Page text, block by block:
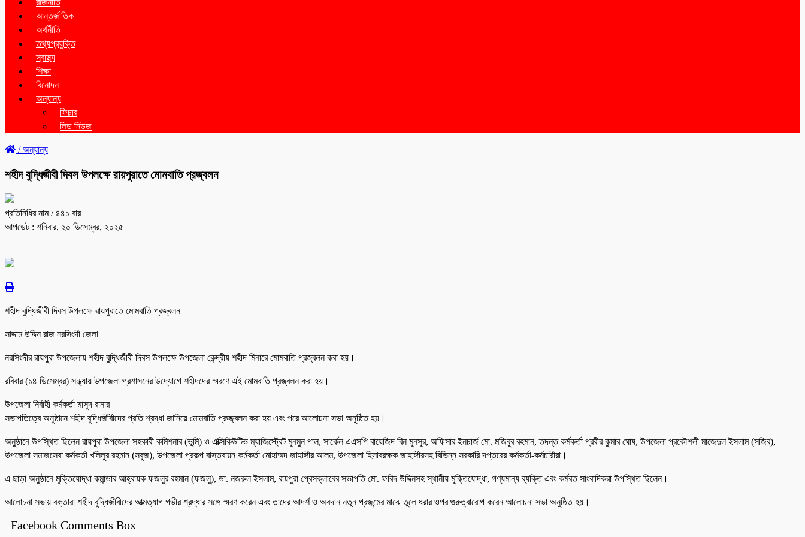
রাজনীতি
আন্তর্জাতিক
অর্থনীতি
তথ্যপ্রযুক্তি
স্বাস্থ্য
শিক্ষা
বিনোদন
অন্যান্য
ফিচার
লিড নিউজ
/অন্যান্য
শহীদ বুদ্ধিজীবী দিবস উপলক্ষে রায়পুরাতে মোমবাতি প্রজ্বলন
প্রতিনিধির নাম/ ৪৪১ বার
আপডেট : শনিবার, ২০ ডিসেম্বর, ২০২৫
শহীদ বুদ্ধিজীবী দিবস উপলক্ষে রায়পুরাতে মোমবাতি প্রজ্বলন
সাদ্দাম উদ্দিন রাজ নরসিংদী জেলা
নরসিংদীর রায়পুরা উপজেলায় শহীদ বুদ্ধিজীবী দিবস উপলক্ষে উপজেলা কেন্দ্রীয় শহীদ মিনারে মোমবাতি প্রজ্বলন করা হয়।
রবিবার (১৪ ডিসেম্বর) সন্ধ্যায় উপজেলা প্রশাসনের উদ্যোগে শহীদদের স্মরণে এই মোমবাতি প্রজ্বলন করা হয়।
উপজেলা নির্বাহী কর্মকর্তা মাসুদ রানার
সভাপতিত্বে অনুষ্ঠানে শহীদ বুদ্ধিজীবীদের প্রতি শ্রদ্ধা জানিয়ে মোমবাতি প্রজ্জ্বলন করা হয় এবং পরে আলোচনা সভা অনুষ্ঠিত হয়।
অনুষ্ঠানে উপস্থিত ছিলেন রায়পুরা উপজেলা সহকারী কমিশনার (ভূমি) ও এক্সিকিউটিভ ম্যাজিস্ট্রেট মুনমুন পাল, সার্কেল এএসপি বায়েজিদ বিন মুনসুর, অফিসার ইনচার্জ মো. মজিবুর রহমান, তদন্ত কর্মকর্তা প্রবীর কুমার ঘোষ, উপজেলা প্রকৌশলী মাজেদুল ইসলাম (সজিব),
উপজেলা সমাজসেবা কর্মকর্তা খলিলুর রহমান (সবুজ), উপজেলা প্রকল্প বাস্তবায়ন কর্মকর্তা মোহাম্মদ জাহাঙ্গীর আলম, উপজেলা হিসাবরক্ষক জাহাঙ্গীরসহ বিভিন্ন সরকারি দপ্তরের কর্মকর্তা-কর্মচারীরা।
এ ছাড়া অনুষ্ঠানে মুক্তিযোদ্ধা কমান্ডার আহ্বায়ক ফজলুর রহমান (ফজলু), ডা. নজরুল ইসলাম, রায়পুরা প্রেসক্লাবের সভাপতি মো. ফরিদ উদ্দিনসহ স্থানীয় মুক্তিযোদ্ধা, গণ্যমান্য ব্যক্তি এবং কর্মরত সাংবাদিকরা উপস্থিত ছিলেন।
আলোচনা সভায় বক্তারা শহীদ বুদ্ধিজীবীদের আত্মত্যাগ গভীর শ্রদ্ধার সঙ্গে স্মরণ করেন এবং তাদের আদর্শ ও অবদান নতুন প্রজন্মের মাঝে তুলে ধরার ওপর গুরুত্বারোপ করেন আলোচনা সভা অনুষ্ঠিত হয়।
Facebook Comments Box